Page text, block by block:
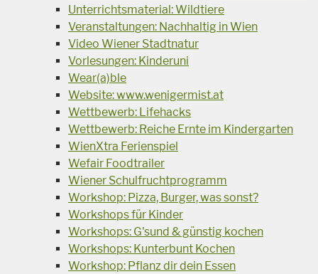
Unterrichtsmaterial: Wildtiere
Veranstaltungen: Nachhaltig in Wien
Video Wiener Stadtnatur
Vorlesungen: Kinderuni
Wear(a)ble
Website: www.wenigermist.at
Wettbewerb: Lifehacks
Wettbewerb: Reiche Ernte im Kindergarten
WienXtra Ferienspiel
Wefair Foodtrailer
Wiener Schulfruchtprogramm
Workshop: Pizza, Burger, was sonst?
Workshops für Kinder
Workshops: G'sund & günstig kochen
Workshops: Kunterbunt Kochen
Workshop: Pflanz dir dein Essen